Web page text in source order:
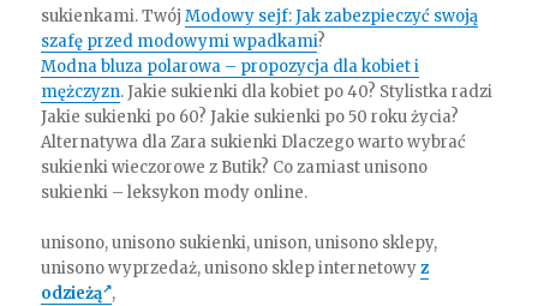
sukienkami. TwójModowy sejf: Jak zabezpieczyć swoją
szafę przed modowymi wpadkami?
Modna bluza polarowa – propozycja dla kobiet i
mężczyzn. Jakie sukienki dla kobiet po 40? Stylistka radzi
Jakie sukienki po 60? Jakie sukienki po 50 roku życia?
Alternatywa dla Zara sukienki Dlaczego warto wybrać
sukienki wieczorowe z Butik? Co zamiast unisono
sukienki – leksykon mody online.
unisono, unisono sukienki, unison, unisono sklepy,
unisono wyprzedaż, unisono sklep internetowyz
odzieżą ,